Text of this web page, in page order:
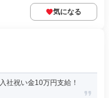
気になる
社祝い金10万円支給！